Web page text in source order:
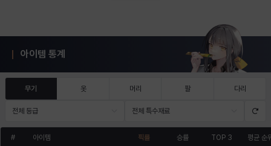
아이템 통계
무기 옷 머리 팔 다리
전체 등급 전체 특수재료
# 아이템 픽률 승률 TOP 3 평균 순